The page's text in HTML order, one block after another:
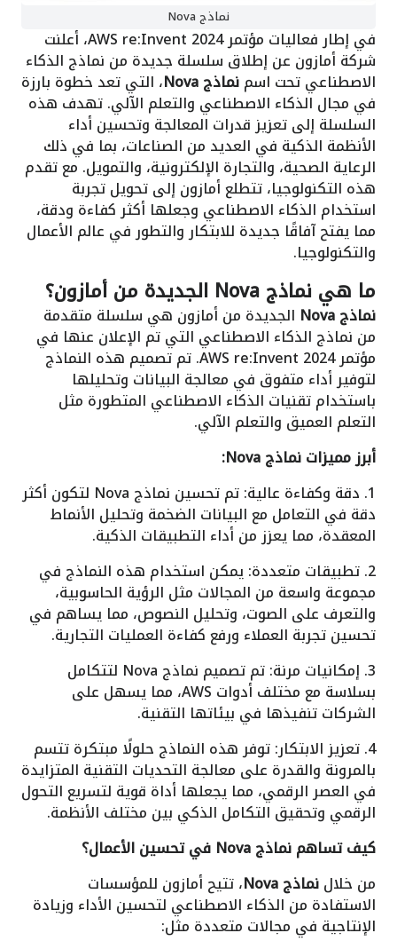
نماذج Nova
في إطار فعاليات مؤتمر AWS re:Invent 2024، أعلنت
شركة أمازون عن إطلاق سلسلة جديدة من نماذج الذكاء
الاصطناعي تحت اسمنماذج Nova ، التي تعد خطوة بارزة
في مجال الذكاء الاصطناعي والتعلم الآلي. تهدف هذه
السلسلة إلى تعزيز قدرات المعالجة وتحسين أداء
الأنظمة الذكية في العديد من الصناعات، بما في ذلك
الرعاية الصحية، والتجارة الإلكترونية، والتمويل. مع تقدم
هذه التكنولوجيا، تتطلع أمازون إلى تحويل تجربة
استخدام الذكاء الاصطناعي وجعلها أكثر كفاءة ودقة،
مما يفتح آفاقًا جديدة للابتكار والتطور في عالم الأعمال
والتكنولوجيا.
ما هي نماذج Nova الجديدة من أمازون؟
نماذج Nova الجديدة من أمازون هي سلسلة متقدمة
من نماذج الذكاء الاصطناعي التي تم الإعلان عنها في
مؤتمر AWS re:Invent 2024. تم تصميم هذه النماذج
لتوفير أداء متفوق في معالجة البيانات وتحليلها
باستخدام تقنيات الذكاء الاصطناعي المتطورة مثل
التعلم العميق والتعلم الآلي.
أبرز مميزات نماذج Nova:
1. دقة وكفاءة عالية: تم تحسين نماذج Nova لتكون أكثر
دقة في التعامل مع البيانات الضخمة وتحليل الأنماط
المعقدة، مما يعزز من أداء التطبيقات الذكية.
2. تطبيقات متعددة: يمكن استخدام هذه النماذج في
مجموعة واسعة من المجالات مثل الرؤية الحاسوبية،
والتعرف على الصوت، وتحليل النصوص، مما يساهم في
تحسين تجربة العملاء ورفع كفاءة العمليات التجارية.
3. إمكانيات مرنة: تم تصميم نماذج Nova لتتكامل
بسلاسة مع مختلف أدوات AWS، مما يسهل على
الشركات تنفيذها في بيئاتها التقنية.
4. تعزيز الابتكار: توفر هذه النماذج حلولًا مبتكرة تتسم
بالمرونة والقدرة على معالجة التحديات التقنية المتزايدة
في العصر الرقمي، مما يجعلها أداة قوية لتسريع التحول
الرقمي وتحقيق التكامل الذكي بين مختلف الأنظمة.
كيف تساهم نماذج Nova في تحسين الأعمال؟
من خلالنماذج Nova ، تتيح أمازون للمؤسسات
الاستفادة من الذكاء الاصطناعي لتحسين الأداء وزيادة
الإنتاجية في مجالات متعددة مثل: